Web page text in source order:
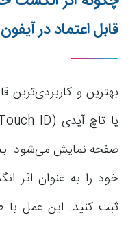
قابل اعتماد در
بهترین و کاربردی‌ترین
صفحه نمایش می‌شود.
خود را به عنوان اثر
ثبت کنید. این عمل با